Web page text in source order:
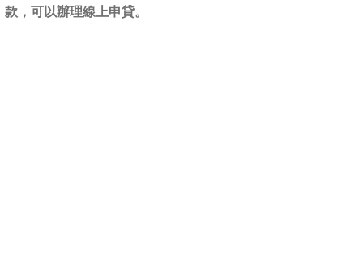
款，可以辦理線上申貸。